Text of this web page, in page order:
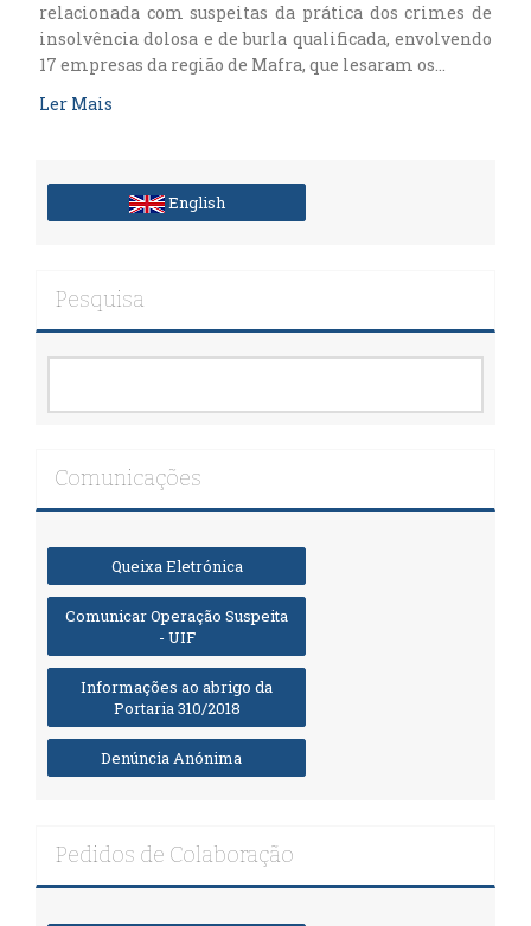
relacionada com suspeitas da prática dos crimes de
insolvência dolosa e de burla qualificada, envolvendo
17 empresas da região de Mafra, que lesaram os…
Ler Mais
English
Pesquisa
Comunicações
Queixa Eletrónica
Comunicar Operação Suspeita
- UIF
Informações ao abrigo da
Portaria 310/2018
Denúncia Anónima
Pedidos de Colaboração